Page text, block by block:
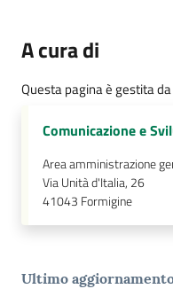
A cura di
Questa pagina è gestita da
Comunicazione e
Area amministrazione
Via Unità d'Italia, 26
41043 Formigine
Ultimo